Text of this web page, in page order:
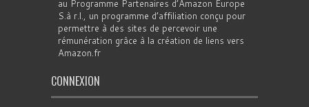
au Programme Partenaires d’Amazon Europe
S.à r.l., un programme d’affiliation conçu pour
permettre à des sites de percevoir une
rémunération grâce à la création de liens vers
Amazon.fr
CONNEXION